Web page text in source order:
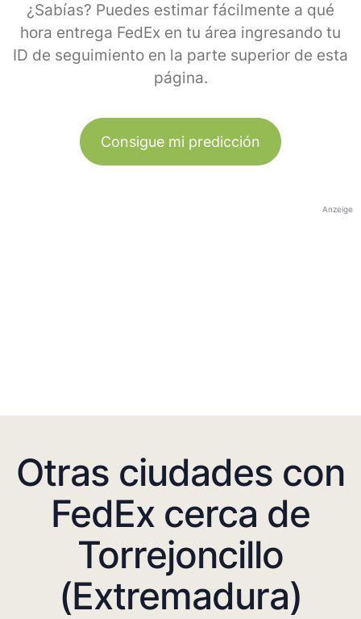
¿Sabías? Puedes estimar fácilmente a qué
hora entrega FedEx en tu área ingresando tu
ID de seguimiento en la parte superior de esta
página.
Consigue mi predicción
Anzeige
Otras ciudades con
FedEx cerca de
Torrejoncillo
(Extremadura)